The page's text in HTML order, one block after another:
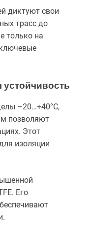
диктуют свои
трасс до
только на
–20…+40°C,
позволяют
Этот
изоляции
Его